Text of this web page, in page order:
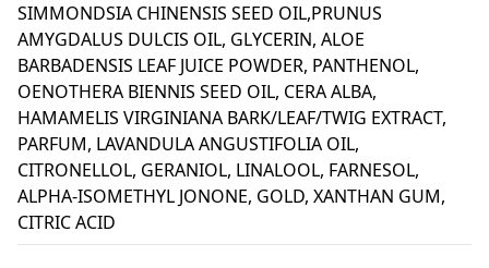
SIMMONDSIA CHINENSIS SEED OIL,PRUNUS
AMYGDALUS DULCIS OIL, GLYCERIN, ALOE
BARBADENSIS LEAF JUICE POWDER, PANTHENOL,
OENOTHERA BIENNIS SEED OIL, CERA ALBA,
HAMAMELIS VIRGINIANA BARK/LEAF/TWIG EXTRACT,
PARFUM, LAVANDULA ANGUSTIFOLIA OIL,
CITRONELLOL, GERANIOL, LINALOOL, FARNESOL,
ALPHA-ISOMETHYL JONONE, GOLD, XANTHAN GUM,
CITRIC ACID